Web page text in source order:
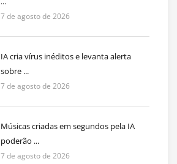
7 de agosto de 2026
IA cria vírus inéditos e levanta alerta
sobre ...
7 de agosto de 2026
Músicas criadas em segundos pela IA
poderão ...
7 de agosto de 2026